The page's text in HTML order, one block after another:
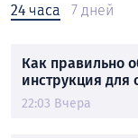
24 часа 7 дней
Как правильно
инструкция для
22:03 Вчера